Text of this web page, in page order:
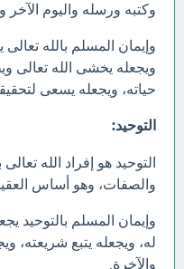
وكتبه ورسله واليوم الآخر
وإيمان المسلم بالله
ويجعله يخشى الله تعالى
حياته، ويجعله يسعى
التوحيد:
التوحيد هو إفراد الله تعالى
والصفات، وهو أساس
وإيمان المسلم بالتوحيد
له، ويجعله يتبع شريعته،
والآخرة.